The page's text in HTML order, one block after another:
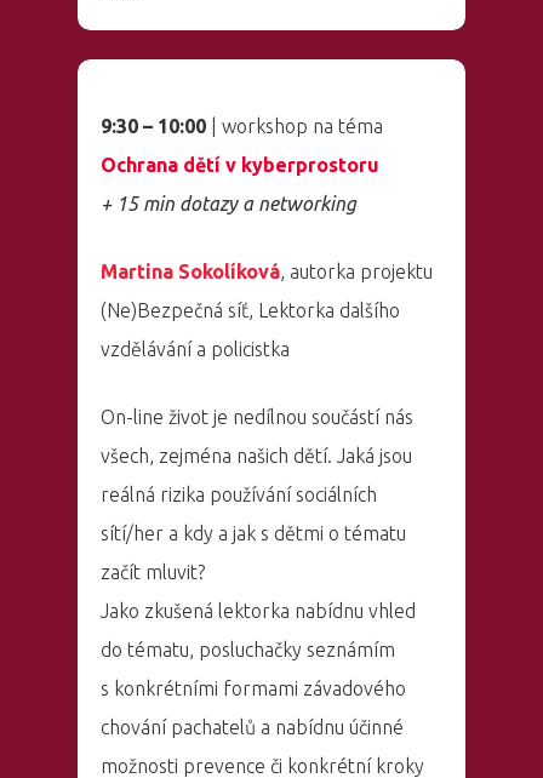
9:30 – 10:00 | workshop na téma
Ochrana dětí v kyberprostoru
+ 15 min dotazy a networking
Martina Sokolíková, autorka projektu
(Ne)Bezpečná síť, Lektorka dalšího
vzdělávání a policistka
On-line život je nedílnou součástí nás
všech, zejména našich dětí. Jaká jsou
reálná rizika používání sociálních
sítí/her a kdy a jak s dětmi o tématu
začít mluvit?
Jako zkušená lektorka nabídnu vhled
do tématu, posluchačky seznámím
s konkrétními formami závadového
chování pachatelů a nabídnu účinné
možnosti prevence či konkrétní kroky